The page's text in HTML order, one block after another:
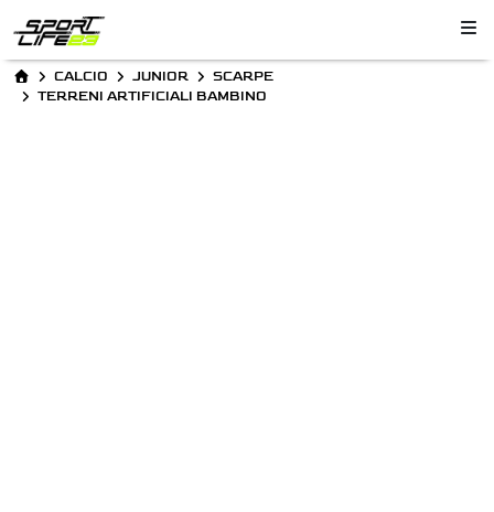
CALCIO JUNIOR
SCARPE
TERRENI ARTIFICIALI BAMBINO